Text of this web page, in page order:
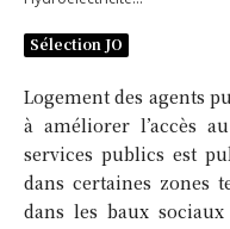
Sélection JO
Logement des agents
à améliorer l’accès
services publics est
dans certaines zones
dans les baux